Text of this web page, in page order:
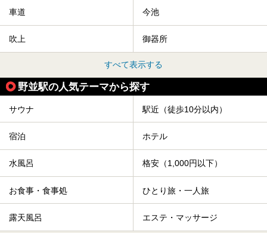
車道 今池
吹上 御器所
すべて表示する
野並駅の人気テーマから探す
サウナ 駅近（徒歩10分以内）
宿泊 ホテル
水風呂 格安（1,000円以下）
お食事・食事処 ひとり旅・一人旅
露天風呂 エステ・マッサージ